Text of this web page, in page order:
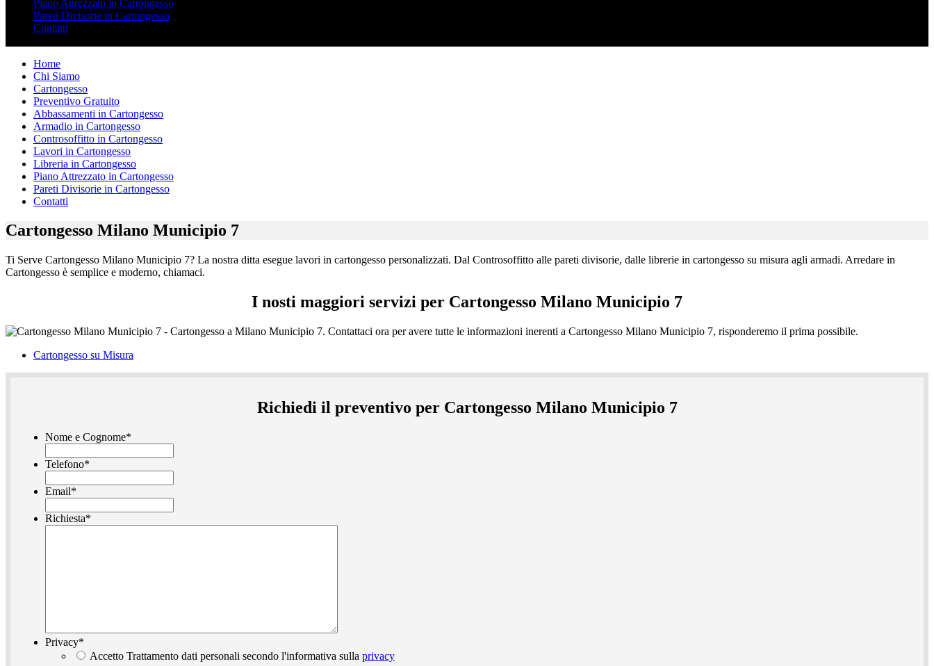
Piano Attrezzato in Cartongesso
Pareti Divisorie in Cartongesso
Contatti
Home
Chi Siamo
Cartongesso
Preventivo Gratuito
Abbassamenti in Cartongesso
Armadio in Cartongesso
Controsoffitto in Cartongesso
Lavori in Cartongesso
Libreria in Cartongesso
Piano Attrezzato in Cartongesso
Pareti Divisorie in Cartongesso
Contatti
Cartongesso Milano Municipio 7
Ti Serve Cartongesso Milano Municipio 7? La nostra ditta esegue lavori in cartongesso personalizzati. Dal Controsoffitto alle pareti divisorie, dalle librerie in cartongesso su misura agli armadi. Arredare in
Cartongesso è semplice e moderno, chiamaci.
I nosti maggiori servizi per Cartongesso Milano Municipio 7
Cartongesso su Misura
Richiedi il preventivo per Cartongesso Milano Municipio 7
Nome e Cognome*
Telefono*
Email*
Richiesta*
Privacy*
Accetto Trattamento dati personali secondo l'informativa sulla privacy